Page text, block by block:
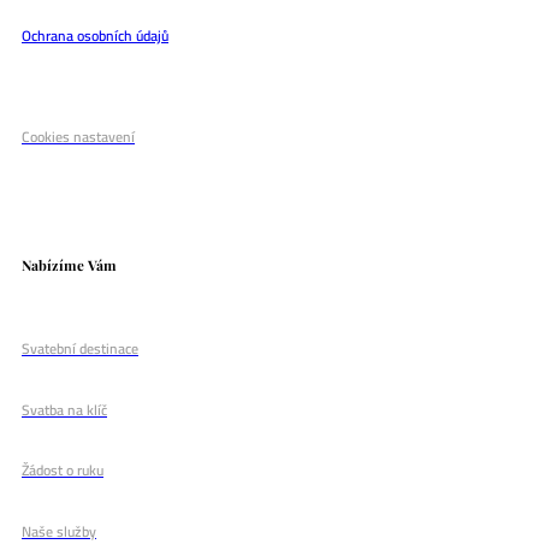
Ochrana osobních údajů
Cookies nastavení
Nabízíme Vám
Svatební destinace
Svatba na klíč
Žádost o ruku
Naše služby